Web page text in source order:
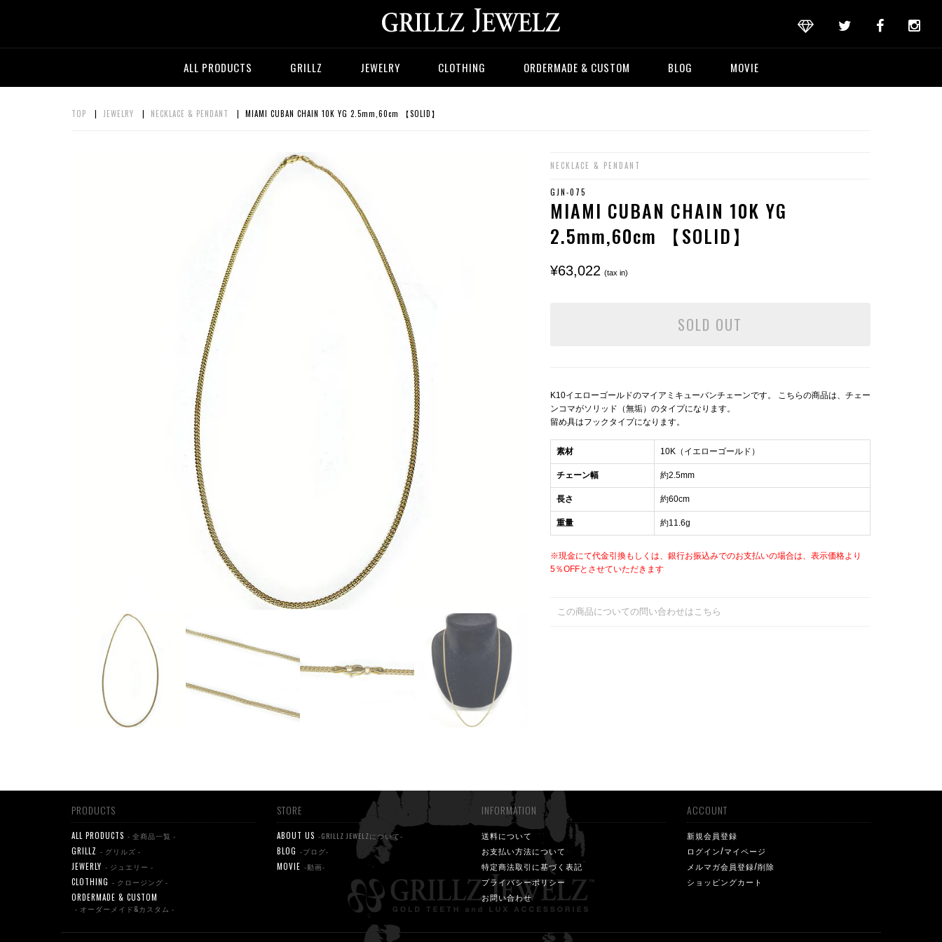
ALL PRODUCTS GRILLZ JEWELRY CLOTHING ORDERMADE & CUSTOM BLOG MOVIE
TOP | JEWELRY | NECKLACE & PENDANT | MIAMI CUBAN CHAIN 10K YG 2.5mm,60cm 【SOLID】
NECKLACE & PENDANT
GJN-075
MIAMI CUBAN CHAIN 10K YG
2.5mm,60cm 【SOLID】
¥63,022 (tax in)
SOLD OUT
K10イエローゴールドのマイアミキューバンチェーンです。 こちらの商品は、チェー
ンコマがソリッド（無垢）のタイプになります。
留め具はフックタイプになります。
素材 10K（イエローゴールド）
チェーン幅 約2.5mm
長さ 約60cm
重量 約11.6g
※現金にて代金引換もしくは、銀行お振込みでのお支払いの場合は、表示価格より
5％OFFとさせていただきます
この商品についての問い合わせはこちら
PRODUCTS
ALL PRODUCTS - 全商品一覧 -
GRILLZ - グリルズ -
JEWERLY - ジュエリー -
CLOTHING - クロージング -
ORDERMADE & CUSTOM
- オーダーメイド&カスタム -
STORE
ABOUT US -GRILLZ JEWELZについて-
BLOG -ブログ-
MOVIE -動画-
INFORMATION
送料について
お支払い方法について
特定商法取引に基づく表記
プライバシーポリシー
お問い合わせ
ACCOUNT
新規会員登録
ログイン/マイページ
メルマガ会員登録/削除
ショッピングカート